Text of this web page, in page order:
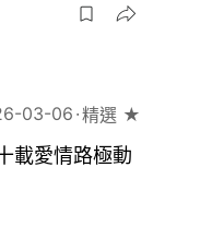
03-06 精選 ★
載愛情路極動